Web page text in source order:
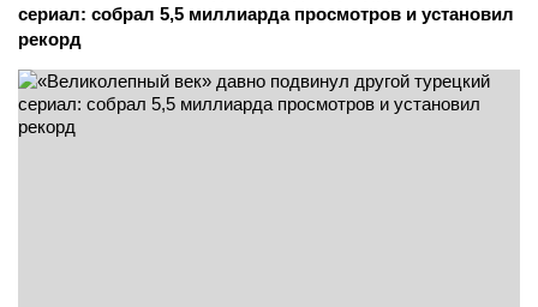
сериал: собрал 5,5 миллиарда просмотров и установил
рекорд